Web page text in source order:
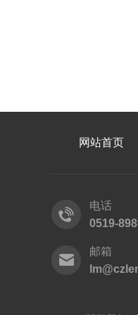
网站首页
电话
0519-
邮箱